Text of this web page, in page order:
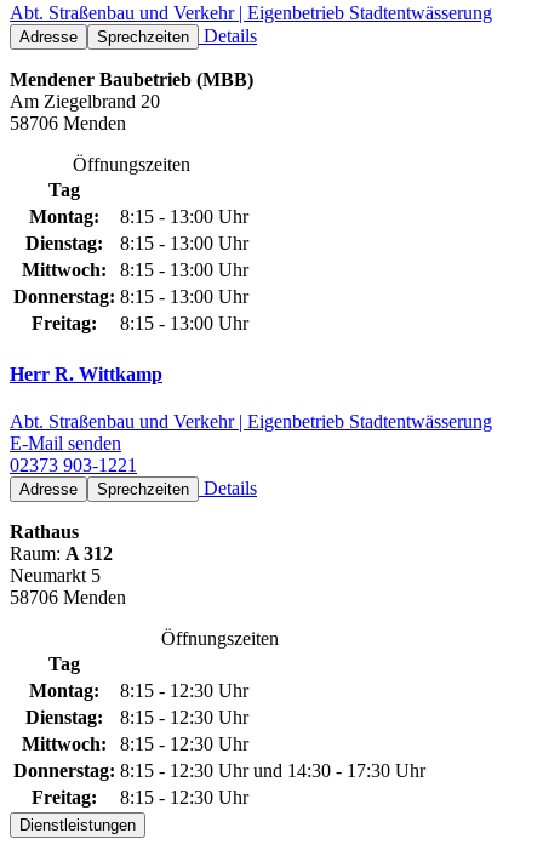
Abt. Straßenbau und Verkehr | Eigenbetrieb Stadtentwässerung
Adresse Sprechzeiten Details
Mendener Baubetrieb (MBB)
Am Ziegelbrand 20
58706 Menden
Öffnungszeiten
Tag
Montag:
8:15 - 13:00 Uhr
Dienstag:
8:15 - 13:00 Uhr
Mittwoch:
8:15 - 13:00 Uhr
Donnerstag: 8:15 - 13:00 Uhr
Freitag:
8:15 - 13:00 Uhr
Herr R. Wittkamp
Abt. Straßenbau und Verkehr | Eigenbetrieb Stadtentwässerung
E-Mail senden
02373 903-1221
Adresse Sprechzeiten Details
Rathaus
Raum: A 312
Neumarkt 5
58706 Menden
Öffnungszeiten
Tag
Montag:
8:15 - 12:30 Uhr
Dienstag:
8:15 - 12:30 Uhr
Mittwoch:
8:15 - 12:30 Uhr
Donnerstag: 8:15 - 12:30 Uhr und 14:30 - 17:30 Uhr
Freitag:
8:15 - 12:30 Uhr
Dienstleistungen